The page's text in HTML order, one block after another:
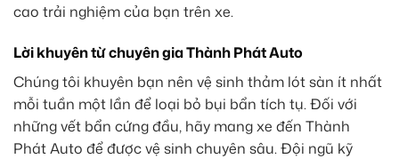
cao trải nghiệm của bạn trên xe.
Lời khuyên từ chuyên gia Thành Phát Auto
Chúng tôi khuyên bạn nên vệ sinh thảm lót sàn ít nhất
mỗi tuần một lần để loại bỏ bụi bẩn tích tụ. Đối với
những vết bẩn cứng đầu, hãy mang xe đến Thành
Phát Auto để được vệ sinh chuyên sâu. Đội ngũ kỹ